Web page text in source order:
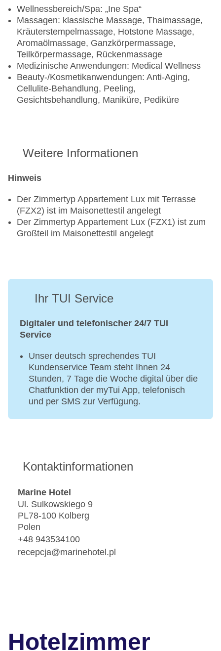
Wellnessbereich/Spa: „Ine Spa“
Massagen: klassische Massage, Thaimassage,
Kräuterstempelmassage, Hotstone Massage,
Aromaölmassage, Ganzkörpermassage,
Teilkörpermassage, Rückenmassage
Medizinische Anwendungen: Medical Wellness
Beauty-/Kosmetikanwendungen: Anti-Aging,
Cellulite-Behandlung, Peeling,
Gesichtsbehandlung, Maniküre, Pediküre
Weitere Informationen
Hinweis
Der Zimmertyp Appartement Lux mit Terrasse
(FZX2) ist im Maisonettestil angelegt
Der Zimmertyp Appartement Lux (FZX1) ist zum
Großteil im Maisonettestil angelegt
Ihr TUI Service
Digitaler und telefonischer 24/7 TUI
Service
Unser deutsch sprechendes TUI
Kundenservice Team steht Ihnen 24
Stunden, 7 Tage die Woche digital über die
Chatfunktion der myTui App, telefonisch
und per SMS zur Verfügung.
Kontaktinformationen
Marine Hotel
Ul. Sulkowskiego 9
PL78-100 Kolberg
Polen
+48 943534100
recepcja@marinehotel.pl
Hotelzimmer